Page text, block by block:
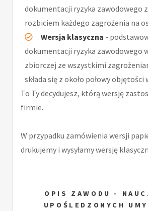
dokumentacji ryzyka zawodowego
rozbiciem każdego zagrożenia na
Wersja klasyczna -
dokumentacji ryzyka zawodowego
zbiorczej ze wszystkimi
składa się z około połowy
To Ty decydujesz, którą wersję
firmie.
W przypadku zamówienia wersji
drukujemy i wysyłamy wersję
OPIS ZAWODU -
UPOŚLEDZONYCH